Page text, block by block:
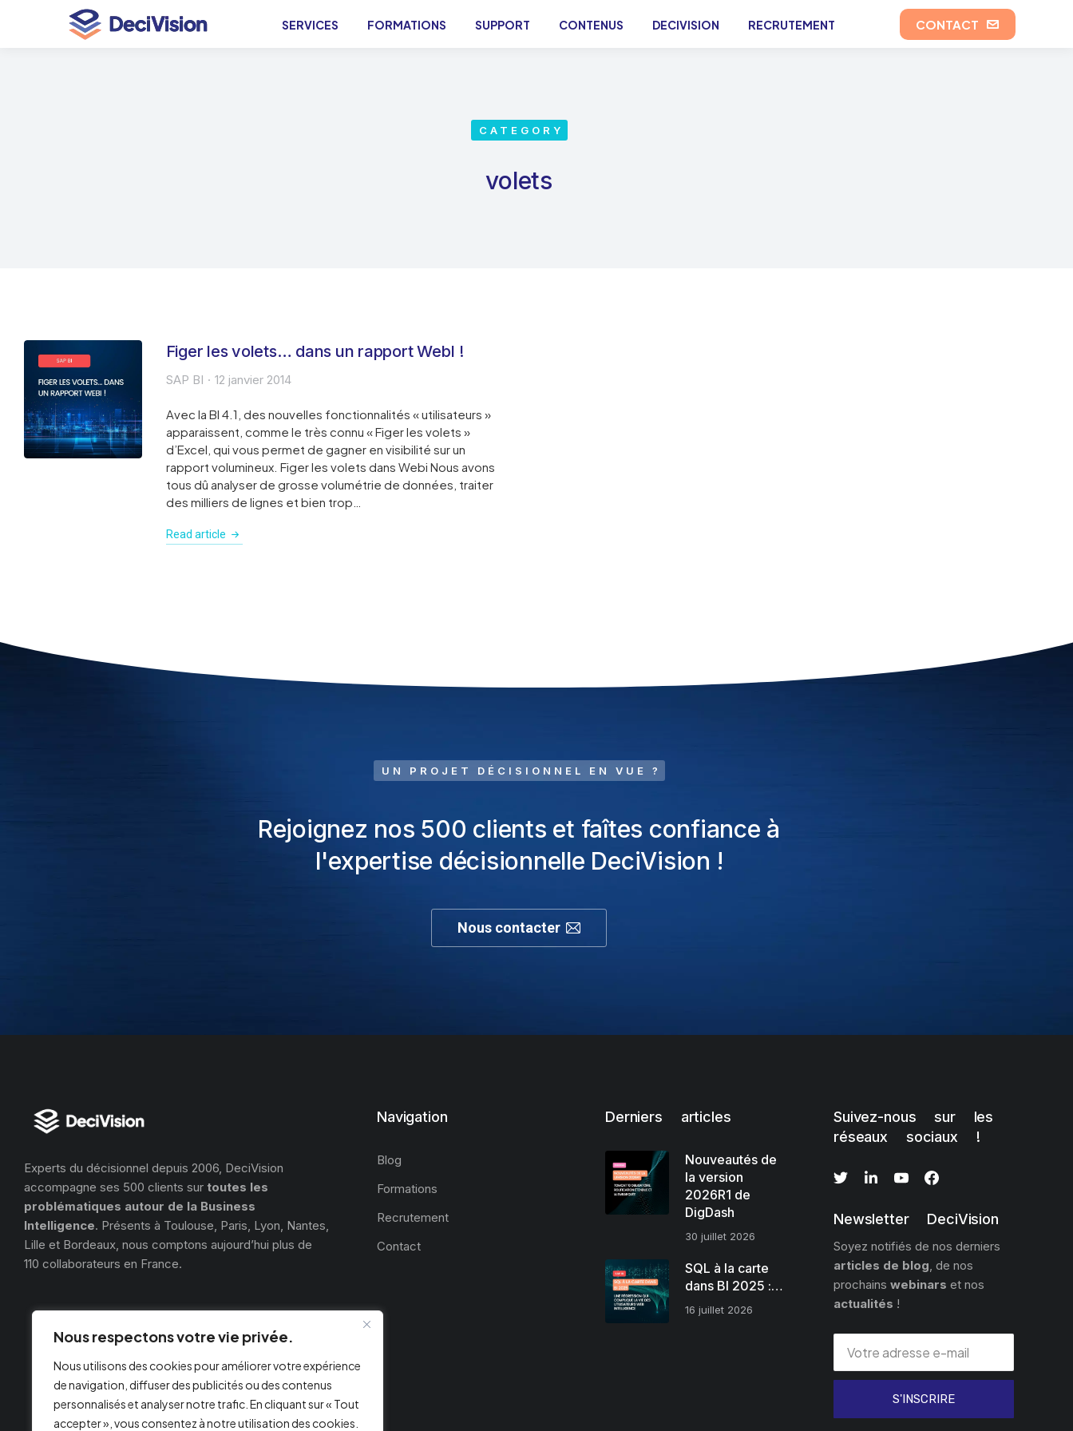
Nous respectons votre vie privée.
Nous utilisons des cookies pour améliorer votre expérience
de navigation, diffuser des publicités ou des contenus
personnalisés et analyser notre trafic. En cliquant sur « Tout
accepter », vous consentez à notre utilisation des cookies.
SERVICES FORMATIONS SUPPORT CONTENUS DECIVISION RECRUTEMENT CONTACT
CATEGORY
volets
Figer les volets… dans un rapport WebI !
SAP BI 12 janvier 2014
Avec la BI 4.1, des nouvelles fonctionnalités « utilisateurs »
apparaissent, comme le très connu « Figer les volets »
d’Excel, qui vous permet de gagner en visibilité sur un
rapport volumineux. Figer les volets dans Webi Nous avons
tous dû analyser de grosse volumétrie de données, traiter
des milliers de lignes et bien trop…
Read article
UN PROJET DÉCISIONNEL EN VUE ?
Rejoignez nos 500 clients et faîtes confiance à
l'expertise décisionnelle DeciVision !
Nous contacter
Experts du décisionnel depuis 2006, DeciVision
accompagne ses 500 clients sur toutes les
problématiques autour de la Business
Intelligence. Présents à Toulouse, Paris, Lyon, Nantes,
Lille et Bordeaux, nous comptons aujourd’hui plus de
110 collaborateurs en France.
Navigation
Blog
Formations
Recrutement
Contact
Derniers articles
Nouveautés de
la version
2026R1 de
DigDash
30 juillet 2026
SQL à la carte
dans BI 2025 :…
16 juillet 2026
Suivez-nous sur les
réseaux sociaux !
Newsletter DeciVision
Soyez notifiés de nos derniers
articles de blog, de nos
prochains webinars et nos
actualités !
S'INSCRIRE